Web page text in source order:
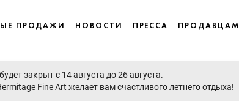
ПРОДАЖИ НОВОСТИ ПРЕССА ПРОДАВЦАМ
закрыт с 14 августа до 26 августа.
Fine Art желает вам счастливого летнего отдыха!